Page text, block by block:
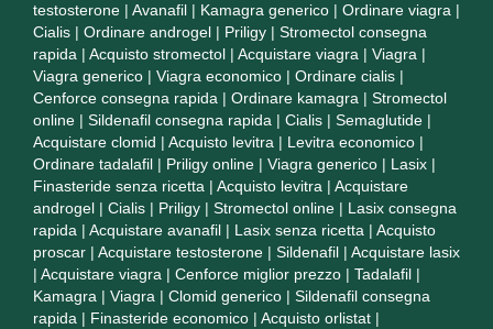
testosterone | Avanafil | Kamagra generico | Ordinare viagra |
Cialis | Ordinare androgel | Priligy | Stromectol consegna
rapida | Acquisto stromectol | Acquistare viagra | Viagra |
Viagra generico | Viagra economico | Ordinare cialis |
Cenforce consegna rapida | Ordinare kamagra | Stromectol
online | Sildenafil consegna rapida | Cialis | Semaglutide |
Acquistare clomid | Acquisto levitra | Levitra economico |
Ordinare tadalafil | Priligy online | Viagra generico | Lasix |
Finasteride senza ricetta | Acquisto levitra | Acquistare
androgel | Cialis | Priligy | Stromectol online | Lasix consegna
rapida | Acquistare avanafil | Lasix senza ricetta | Acquisto
proscar | Acquistare testosterone | Sildenafil | Acquistare lasix
| Acquistare viagra | Cenforce miglior prezzo | Tadalafil |
Kamagra | Viagra | Clomid generico | Sildenafil consegna
rapida | Finasteride economico | Acquisto orlistat |